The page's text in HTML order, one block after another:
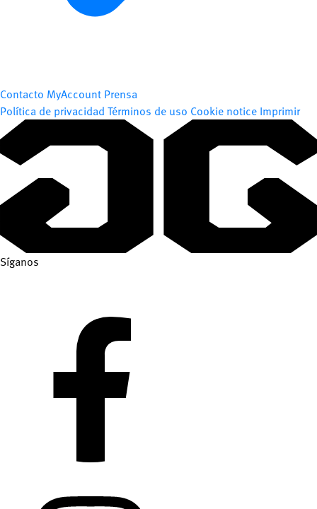
Contacto MyAccount Prensa
Política de privacidad Términos de uso Cookie notice Imprimir
Síganos